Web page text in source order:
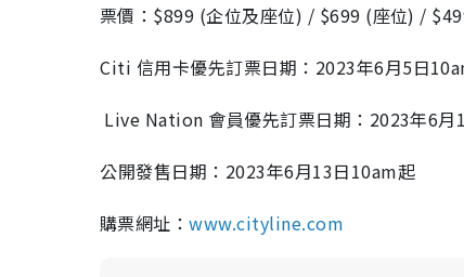
票價：$899 (企位及座位) / $699 (座位) /
⁠Citi 信用卡優先訂票日期：2023年6月5日
Live Nation 會員優先訂票日期：2023年6
⁠公開發售日期：2023年6月13日10am起
購票網址：www.cityline.com⁠